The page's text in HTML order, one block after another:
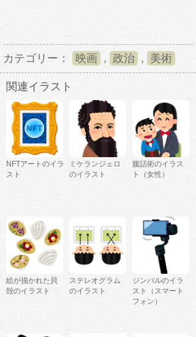
カテゴリー： 映画 , 政治 , 美術
関連イラスト
NFTアートのイラ
スト
ミケランジェロ
のイラスト
腹話術のイラス
ト（女性）
絵が描かれた貝
殻のイラスト
ステレオグラム
のイラスト
ジンバルのイラ
スト（スマート
フォン）